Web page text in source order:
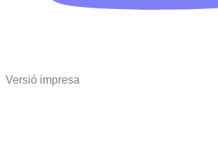
Versió impresa